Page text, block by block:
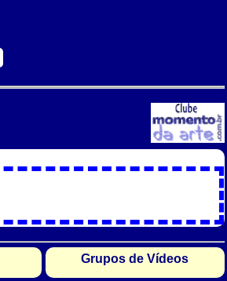
Grupos de Vídeos